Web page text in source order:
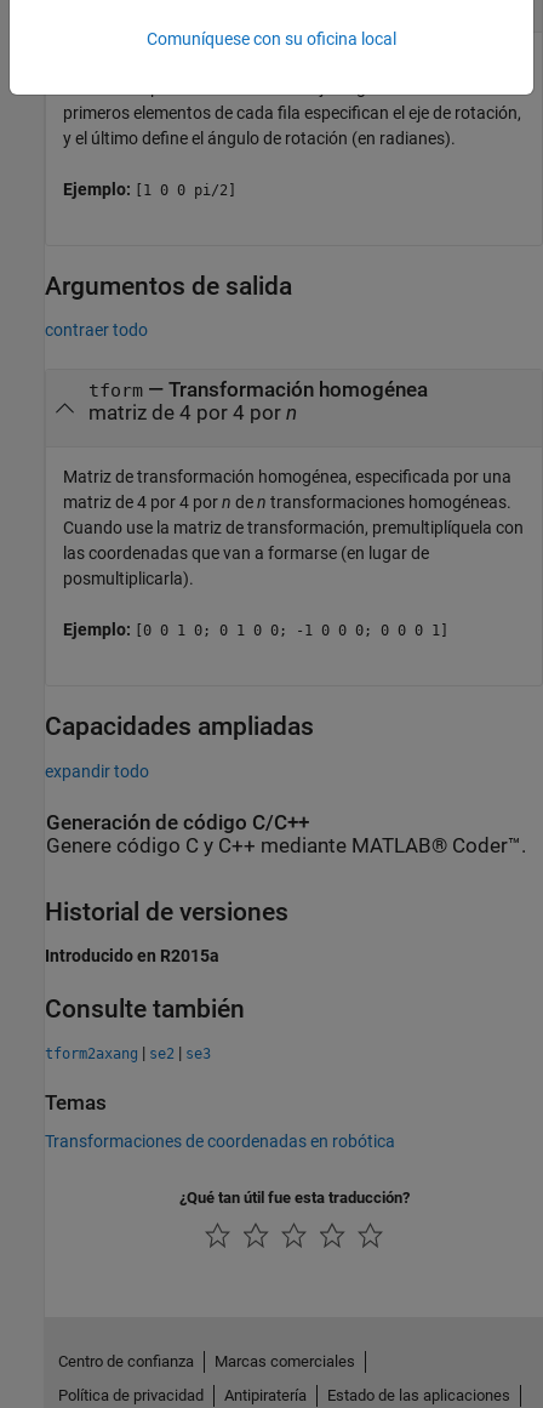
primeros elementos de cada fila especifican el eje de rotación,
y el último define el ángulo de rotación (en radianes).
Ejemplo: [1 0 0 pi/2]
Argumentos de salida
contraer todo
tform— Transformación homogénea
matriz de 4 por 4 por n
Matriz de transformación homogénea, especificada por una
matriz de 4 por 4 porn den transformaciones homogéneas.
Cuando use la matriz de transformación, premultiplíquela con
las coordenadas que van a formarse (en lugar de
posmultiplicarla).
Ejemplo: [0 0 1 0; 0 1 0 0; -1 0 0 0; 0 0 0 1]
Capacidades ampliadas
expandir todo
Generación de código C/C++
Genere código C y C++ mediante MATLAB® Coder™.
Historial de versiones
Introducido en R2015a
Consulte también
tform2axang | se2 | se3
Temas
Transformaciones de coordenadas en robótica
¿Qué tan útil fue esta traducción?
Comuníquese con su oficina local
Centro de confianza
Marcas comerciales
Política de privacidad
Antipiratería Estado de las aplicaciones